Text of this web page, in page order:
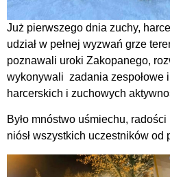
Już pierwszego dnia zuchy,
udział w pełnej wyzwań grze
poznawali uroki Zakopanego,
wykonywali zadania zespołowe
harcerskich i zuchowych
Było mnóstwo uśmiechu,
niósł wszystkich uczestników od